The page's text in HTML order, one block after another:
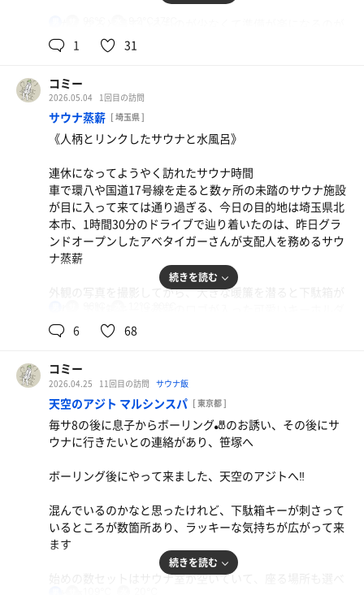
この上なく嬉しい😊
浴室に入る鼻からはといつもの香りが、耳からは水音が伝
わってくる、落ち着ける場所に帰って来た、心の中でただ
いまと
1セット目
ナに来て、こんな心地良い🈂️サービスを受けられるなんて
と思い毎サ8に通い始めた思い出深い演目
緑茶とそば茶でロウリュ、ホワイトセージのお香でサ室を
浄化、この香りも何かが抜けていく感覚を味わえる
アウフの最後はロウリュ多めにしてアチアチ熱波🌪️も完走
1 31
コミー
2026.05.04 1回目の訪問
サウナ蒸薪 [ 埼玉県 ]
《人柄とリンクしたサウナと水風呂》
連休になってようやく訪れたサウナ時間
車で環八や国道17号線を走ると数ヶ所の未踏のサウナ施設
が目に入って来ては通り過ぎる、今日の目的地は埼玉県北
本市、1時間30分のドライブで辿り着いたのは、昨日グラ
ンドオープンしたアベタイガーさんが支配人を務めるサウ
ナ蒸薪
外観の写真を撮影してから、大きな暖簾を潜ると下駄箱が
ーが付いている
受付はプリンス大塚さん、来ると思ってましたと言われて
照れ笑い、下駄箱キーとクラファンで購入したプレオープ
ンの90分チケットを出して、軽く注意事項の説明をしても
らい、下駄箱キーと同じ番号のロッカーキーを受け取っ
て、脱衣室に向かう
廊下の色はグレーに統一されています
上段になっています
廊下を90°曲がると鏡🪞やドライヤーが置いてあるドレス
ルームスペース、廊下の突き当たりがトイレ
続きを読む
6 68
コミー
2026.04.25 11回目の訪問 サウナ飯
天空のアジト マルシンスパ [ 東京都 ]
毎サ8の後に息子からボーリング🎳のお誘い、その後にサ
ウナに行きたいとの連絡があり、笹塚へ
ボーリング後にやって来ました、天空のアジトへ‼️
混んでいるのかなと思ったけれど、下駄箱キーが刺さって
いるところが数箇所あり、ラッキーな気持ちが広がって来
ます
始めの数セットはサウナ室が空いていて、座る場所も選べ
続きを読む